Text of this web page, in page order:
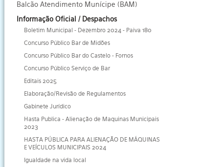
Balcão Atendimento Munícipe (BAM)
Informação Oficial / Despachos
Boletim Municipal - Dezembro 2024 - Paiva 180
Concurso Público Bar de Midões
Concurso Público Bar do Castelo - Fornos
Concurso Público Serviço de Bar
Editais 2025
Elaboração/Revisão de Regulamentos
Gabinete Jurídico
Hasta Publica - Alienação de Maquinas Municipais
2023
HASTA PÚBLICA PARA ALIENAÇÃO DE MÁQUINAS
E VEÍCULOS MUNICIPAIS 2024
Igualdade na vida local